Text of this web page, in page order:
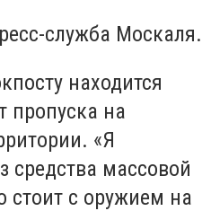
служба Москаля.
находится
пропуска на
«Я
средства массовой
стоит с оружием на